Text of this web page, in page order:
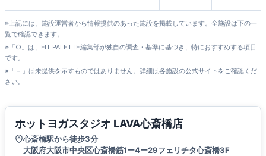
※上記には、施設運営者から情報提供のあった施設を掲載しています。全施設は下の一
覧で確認できます。
※「○」は、FIT PALETTE編集部が独自の調査・基準に基づき、特におすすめする項目
です。
※「－」は未提供を示すものではありません。詳細は各施設の公式サイトをご確認くだ
さい。
ホットヨガスタジオ LAVA心斎橋店
心斎橋駅から徒歩3分
大阪府大阪市中央区心斎橋筋1ー4ー29フェリチタ心斎橋3F